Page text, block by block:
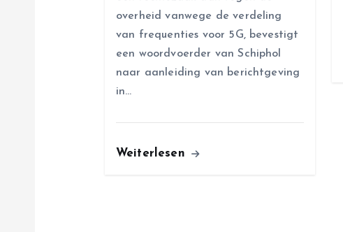
overheid vanwege de verdeling
van frequenties voor 5G, bevestigt
een woordvoerder van Schiphol
naar aanleiding van berichtgeving
in…
Weiterlesen